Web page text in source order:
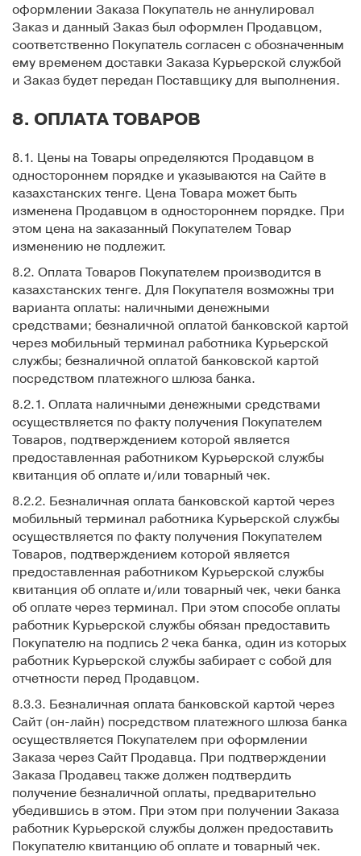
оформлении Заказа Покупатель не аннулировал
Заказ и данный Заказ был оформлен Продавцом,
соответственно Покупатель согласен с обозначенным
ему временем доставки Заказа Курьерской службой
и Заказ будет передан Поставщику для выполнения.
8. ОПЛАТА ТОВАРОВ
8.1. Цены на Товары определяются Продавцом в
одностороннем порядке и указываются на Сайте в
казахстанских тенге. Цена Товара может быть
изменена Продавцом в одностороннем порядке. При
этом цена на заказанный Покупателем Товар
изменению не подлежит.
8.2. Оплата Товаров Покупателем производится в
казахстанских тенге. Для Покупателя возможны три
варианта оплаты: наличными денежными
средствами; безналичной оплатой банковской картой
через мобильный терминал работника Курьерской
службы; безналичной оплатой банковской картой
посредством платежного шлюза банка.
8.2.1. Оплата наличными денежными средствами
осуществляется по факту получения Покупателем
Товаров, подтверждением которой является
предоставленная работником Курьерской службы
квитанция об оплате и/или товарный чек.
8.2.2. Безналичная оплата банковской картой через
мобильный терминал работника Курьерской службы
осуществляется по факту получения Покупателем
Товаров, подтверждением которой является
предоставленная работником Курьерской службы
квитанция об оплате и/или товарный чек, чеки банка
об оплате через терминал. При этом способе оплаты
работник Курьерской службы обязан предоставить
Покупателю на подпись 2 чека банка, один из которых
работник Курьерской службы забирает с собой для
отчетности перед Продавцом.
8.3.3. Безналичная оплата банковской картой через
Сайт (он-лайн) посредством платежного шлюза банка
осуществляется Покупателем при оформлении
Заказа через Сайт Продавца. При подтверждении
Заказа Продавец также должен подтвердить
получение безналичной оплаты, предварительно
убедившись в этом. При этом при получении Заказа
работник Курьерской службы должен предоставить
Покупателю квитанцию об оплате и товарный чек.